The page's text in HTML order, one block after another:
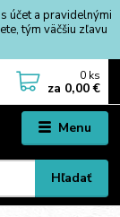
účet a pravidelnými
tým väčšiu zľavu
Menu
Hľadať
0 ks
za 0,00 €